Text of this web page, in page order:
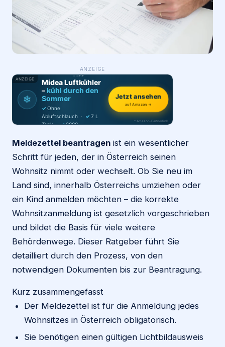
Login
ANZEIGE
ANZEIGE
❄
PRODUKT-
TIPP
Midea Luftkühler
–kühl durch den
Sommer
✓ Ohne
Abluftschlauch · ✓ 7 L
Tank · ✓2000
Jetzt ansehen
auf Amazon →
* Amazon-Partnerlink
Meldezettel beantragen ist ein wesentlicher
Schritt für jeden, der in Österreich seinen
Wohnsitz nimmt oder wechselt. Ob Sie neu im
Land sind, innerhalb Österreichs umziehen oder
ein Kind anmelden möchten – die korrekte
Wohnsitzanmeldung ist gesetzlich vorgeschrieben
und bildet die Basis für viele weitere
Behördenwege. Dieser Ratgeber führt Sie
detailliert durch den Prozess, von den
notwendigen Dokumenten bis zur Beantragung.
Kurz zusammengefasst
Der Meldezettel ist für die Anmeldung jedes
Wohnsitzes in Österreich obligatorisch.
Sie benötigen einen gültigen Lichtbildausweis